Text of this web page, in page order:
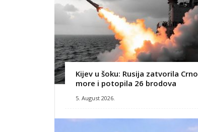
Kijev u šoku: Rusija zatvorila Crno
more i potopila 26 brodova
5. August 2026.